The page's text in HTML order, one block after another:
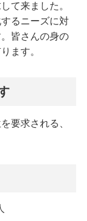
て来ました。
るニーズに対
皆さんの身の
ます。
要求される、